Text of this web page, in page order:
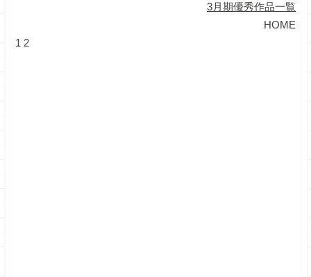
3月期優秀作品一覧
HOME
1 2